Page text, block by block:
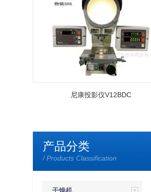
尼康投影仪V12BDC
产品分类
/ Products Classification